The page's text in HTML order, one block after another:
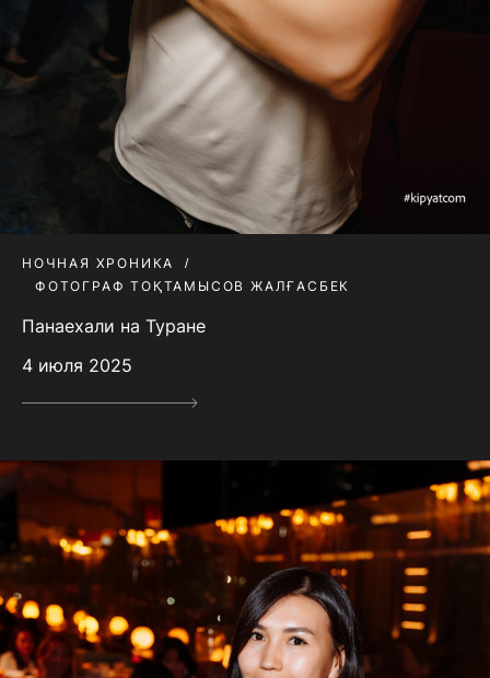
НОЧНАЯ ХРОНИКА
ФОТОГРАФ ТОҚТАМЫСОВ ЖАЛҒАСБЕК
Панаехали на Туране
4 июля 2025